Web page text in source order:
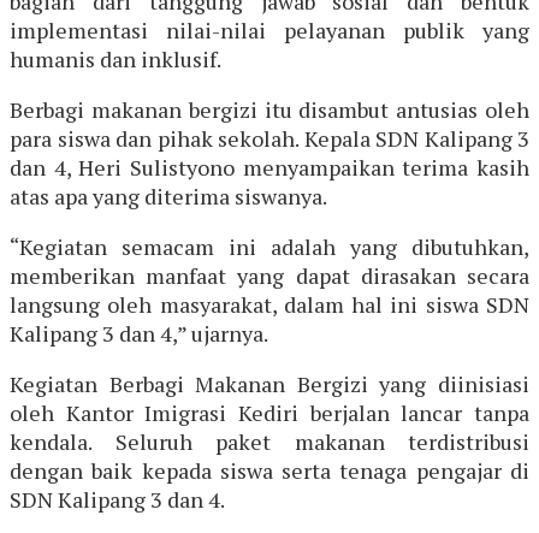
implementasi nilai-nilai pelayanan publik yang
humanis dan inklusif.
Berbagi makanan bergizi itu disambut antusias oleh
para siswa dan pihak sekolah. Kepala SDN Kalipang 3
dan 4, Heri Sulistyono menyampaikan terima kasih
atas apa yang diterima siswanya.
“Kegiatan semacam ini adalah yang dibutuhkan,
memberikan manfaat yang dapat dirasakan secara
langsung oleh masyarakat, dalam hal ini siswa SDN
Kalipang 3 dan 4,” ujarnya.
Kegiatan Berbagi Makanan Bergizi yang diinisiasi
oleh Kantor Imigrasi Kediri berjalan lancar tanpa
kendala. Seluruh paket makanan terdistribusi
dengan baik kepada siswa serta tenaga pengajar di
SDN Kalipang 3 dan 4.